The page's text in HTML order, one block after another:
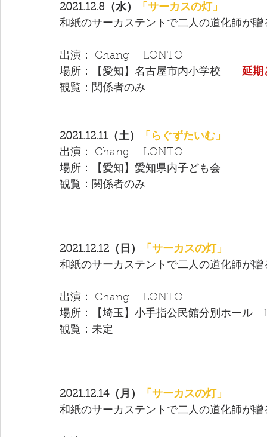
2021.12.8（水）
「サーカスの灯」
和紙のサーカステントで二人の道化師が
出演： Chang　 LONTO
場所：【愛知】名古屋市内小学校 延期
観覧：関係者のみ
2021.12.11（土）
「らぐずたいむ」
出演： Chang　 LONTO
場所：【愛知】愛知県内子ども会
観覧：関係者のみ
2021.12.12（日）
「サーカスの灯」
和紙のサーカステントで二人の道化師が
出演： Chang　 LONTO
場所：【埼玉】小手指公民館分別ホール　
観覧：未定
2021.12.14（月）
「サーカスの灯」
和紙のサーカステントで二人の道化師が